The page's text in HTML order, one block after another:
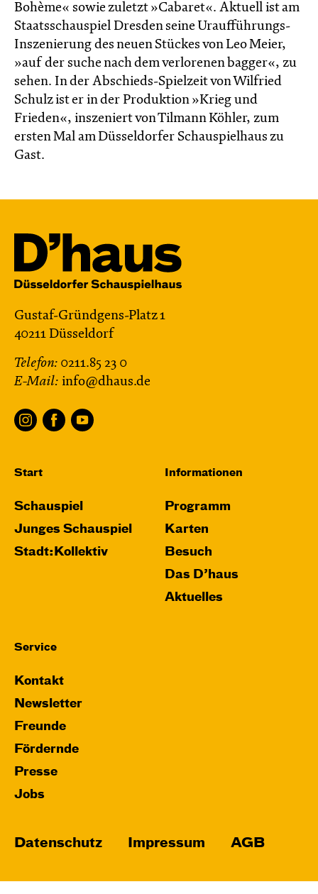
Bohème« sowie zuletzt »Cabaret«. Aktuell ist am
Staatsschauspiel Dresden seine Uraufführungs-
Inszenierung des neuen Stückes von Leo Meier,
»auf der suche nach dem verlorenen bagger«, zu
sehen. In der Abschieds-Spielzeit von Wilfried
Schulz ist er in der Produktion »Krieg und
Frieden«, inszeniert von Tilmann Köhler, zum
ersten Mal am Düsseldorfer Schauspielhaus zu
Gast.
Gustaf-Gründgens-Platz 1
40211 Düsseldorf
Telefon: 0211.85 23 0
E-Mail: info@dhaus.de
Start
Schauspiel
Junges Schauspiel
Stadt:Kollektiv
Informationen
Programm
Karten
Besuch
Das D’haus
Aktuelles
Service
Kontakt
Newsletter
Freunde
Fördernde
Presse
Jobs
Datenschutz Impressum AGB